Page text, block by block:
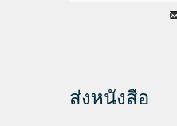
ส่งหนังสือ